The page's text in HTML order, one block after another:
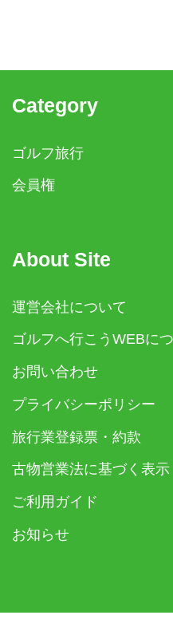
Category
ゴルフ旅行
会員権
About Site
運営会社について
ゴルフへ行こうWEBに
お問い合わせ
プライバシーポリシー
旅行業登録票・約款
古物営業法に基づく表示
ご利用ガイド
お知らせ